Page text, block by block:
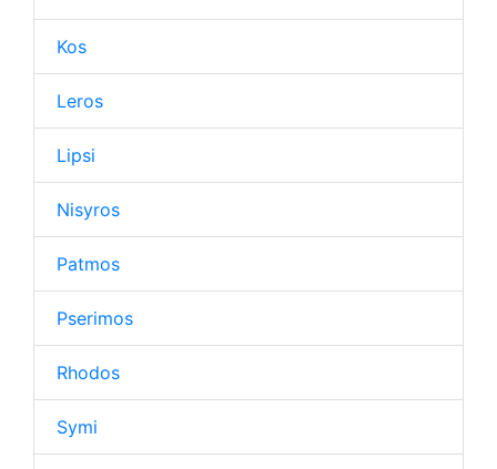
Kos
Leros
Lipsi
Nisyros
Patmos
Pserimos
Rhodos
Symi